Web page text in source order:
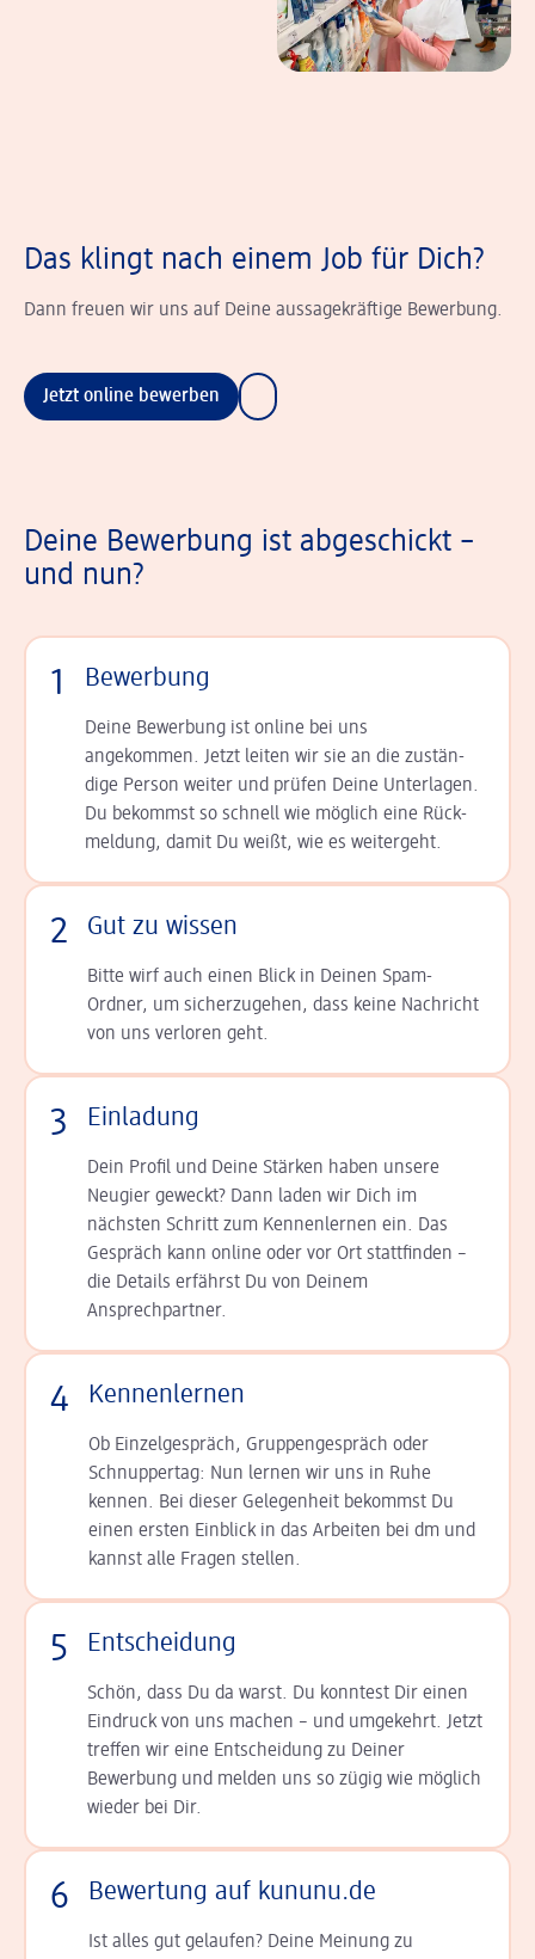
Das klingt nach einem Job für Dich?
Dann freuen wir uns auf Deine aussagekräftige Bewerbung.
Jetzt online bewerben
Deine Bewerbung ist abgeschickt –
und nun?
1 Bewerbung
Deine Bewerbung ist online bei uns
angekommen. Jetzt leiten wir sie an die zu­stän­
dige Person weiter und prüfen Deine Unterlagen.
Du bekommst so schnell wie möglich eine Rück­
meldung, damit Du weißt, wie es weitergeht.
2 Gut zu wissen
Bitte wirf auch einen Blick in Deinen Spam-
Ordner, um sicherzugehen, dass keine Nachricht
von uns verloren geht.
3 Einladung
Dein Profil und Deine Stär­ken haben unsere
Neugier geweckt? Dann laden wir Dich im
nächsten Schritt zum Kennen­lernen ein. Das
Gespräch kann online oder vor Ort statt­finden –
die Details er­fährst Du von Deinem
Ansprechpartner.
4 Kennenlernen
Ob Einzelgespräch, Grup­pen­gespräch oder
Schnup­per­tag: Nun lernen wir uns in Ruhe
kennen. Bei dieser Gelegenheit bekommst Du
einen ersten Einblick in das Arbeiten bei dm und
kannst alle Fragen stellen.
5 Entscheidung
Schön, dass Du da warst. Du konntest Dir einen
Ein­druck von uns machen – und umgekehrt. Jetzt
tref­fen wir eine Entscheidung zu Deiner
Bewerbung und melden uns so zügig wie möglich
wieder bei Dir.
6 Bewertung auf kununu.de
Ist alles gut gelaufen? Deine Meinung zu